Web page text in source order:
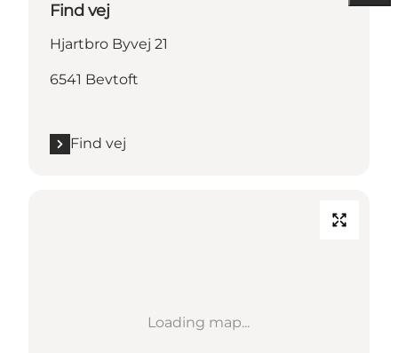
Find vej
Hjartbro Byvej 21
6541 Bevtoft
Find vej
Loading map...